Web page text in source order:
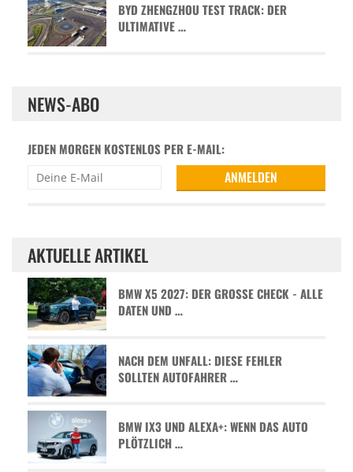
BYD ZHENGZHOU TEST TRACK: DER
ULTIMATIVE …
NEWS-ABO
JEDEN MORGEN KOSTENLOS PER E-MAIL:
AKTUELLE ARTIKEL
BMW X5 2027: DER GROSSE CHECK - ALLE D
ATEN UND …
NACH DEM UNFALL: DIESE FEHLER
SOLLTEN AUTOFAHRER …
BMW IX3 UND ALEXA+: WENN DAS AUTO
PLÖTZLICH …